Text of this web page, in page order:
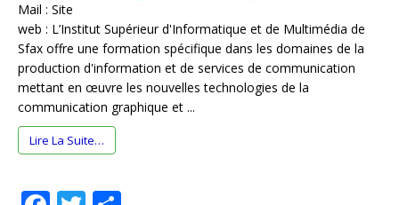
Mail : Site
web : L’Institut Supérieur d'Informatique et de Multimédia de
Sfax offre une formation spécifique dans les domaines de la
production d'information et de services de communication
mettant en œuvre les nouvelles technologies de la
communication graphique et ...
Lire La Suite…